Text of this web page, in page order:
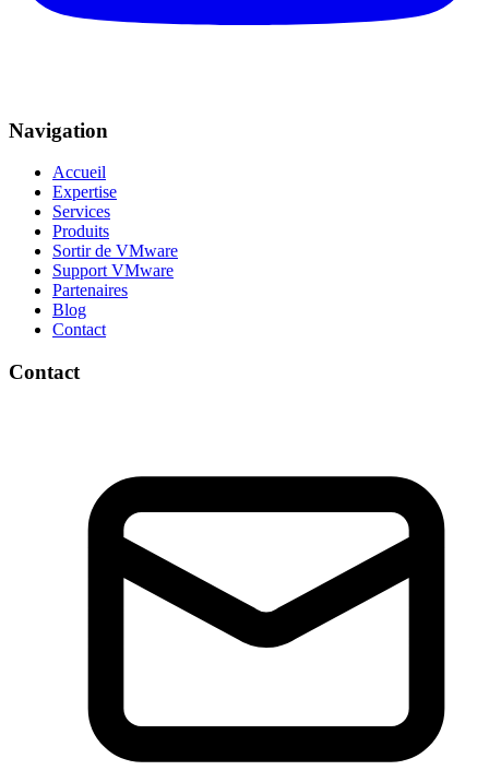
Navigation
Accueil
Expertise
Services
Produits
Sortir de VMware
Support VMware
Partenaires
Blog
Contact
Contact